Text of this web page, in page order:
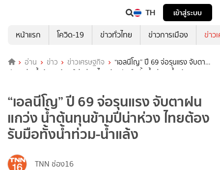
TH
เข้าสู่ระบบ
หน้าแรก
โควิด-19 ข่าวทั่วไทย ข่าวการเมือง ข่าว
อ่าน ข่าว ข่าวเศรษฐกิจ
“เอลนีโญ” ปี 69 จ่อรุนแรง จับตา
ฝนแกว่ง น้ำต้นทุนข้ามปีน่าห่วง ไทยต้องรับมือทั้งน้ำท่วม-น้ำแล้ง
“เอลนีโญ” ปี 69 จ่อรุนแรง จับตาฝน
แกว่ง น้ำต้นทุนข้ามปีน่าห่วง ไทยต้อง
รับมือทั้งน้ำท่วม-น้ำแล้ง
TNN ช่อง16